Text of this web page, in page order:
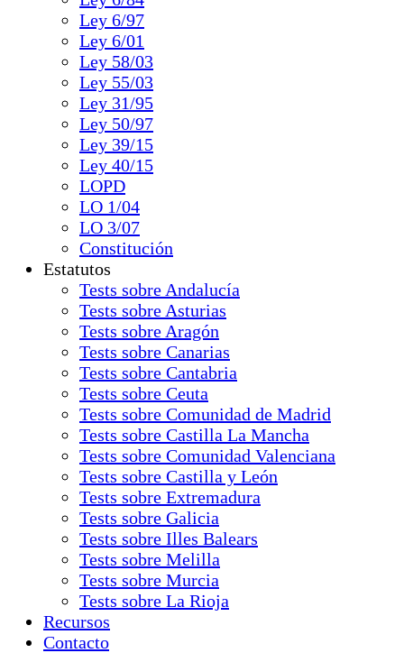
Ley 6/97
Ley 6/01
Ley 58/03
Ley 55/03
Ley 31/95
Ley 50/97
Ley 39/15
Ley 40/15
LOPD
LO 1/04
LO 3/07
Constitución
Estatutos
Tests sobre Andalucía
Tests sobre Asturias
Tests sobre Aragón
Tests sobre Canarias
Tests sobre Cantabria
Tests sobre Ceuta
Tests sobre Comunidad de Madrid
Tests sobre Castilla La Mancha
Tests sobre Comunidad Valenciana
Tests sobre Castilla y León
Tests sobre Extremadura
Tests sobre Galicia
Tests sobre Illes Balears
Tests sobre Melilla
Tests sobre Murcia
Tests sobre La Rioja
Recursos
Contacto